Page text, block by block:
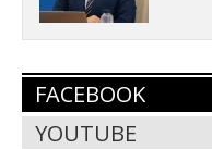
FACEBOOK
YOUTUBE